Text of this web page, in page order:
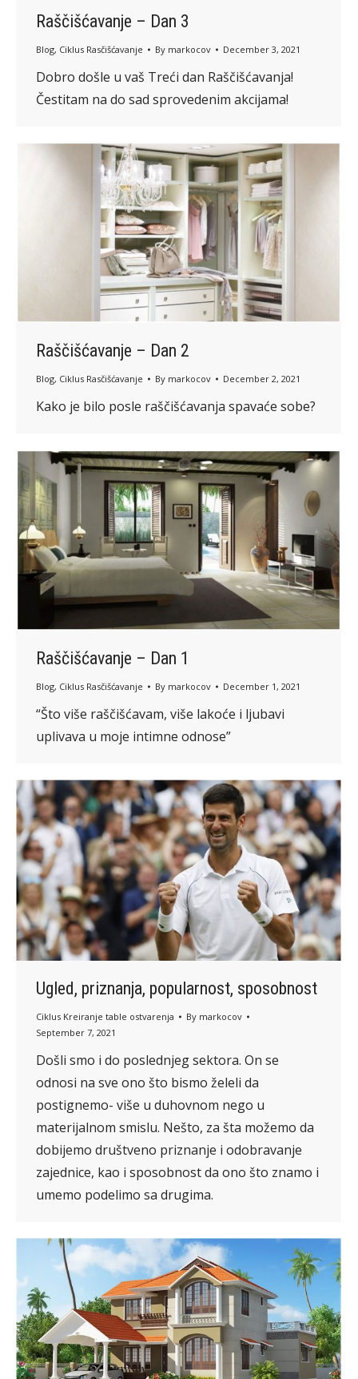
Raščišćavanje – Dan 3
Blog, Ciklus Rasčišćavanje By markocov December 3, 2021
Dobro došle u vaš Treći dan Raščišćavanja!
Čestitam na do sad sprovedenim akcijama!
Raščišćavanje – Dan 2
Blog, Ciklus Rasčišćavanje By markocov December 2, 2021
Kako je bilo posle raščišćavanja spavaće sobe?
Raščišćavanje – Dan 1
Blog, Ciklus Rasčišćavanje By markocov December 1, 2021
“Što više raščišćavam, više lakoće i ljubavi
uplivava u moje intimne odnose”
Ugled, priznanja, popularnost, sposobnost
Ciklus Kreiranje table ostvarenja By markocov
September 7, 2021
Došli smo i do poslednjeg sektora. On se
odnosi na sve ono što bismo želeli da
postignemo- više u duhovnom nego u
materijalnom smislu. Nešto, za šta možemo da
dobijemo društveno priznanje i odobravanje
zajednice, kao i sposobnost da ono što znamo i
umemo podelimo sa drugima.